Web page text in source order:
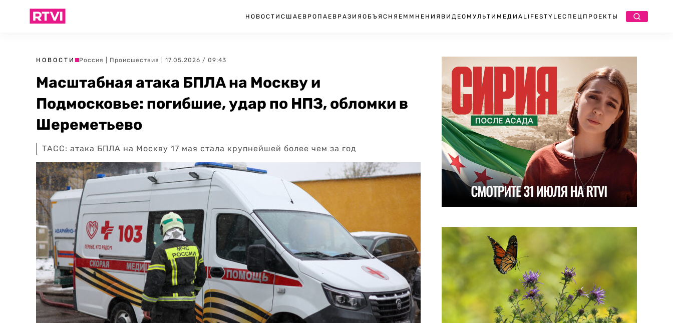
НОВОСТИ США ЕВРОПА ЕВРАЗИЯ ОБЪЯСНЯЕМ МНЕНИЯ ВИДЕО МУЛЬТИМЕДИА LIFESTYLEСПЕЦПРОЕКТЫ
НОВОСТИ Россия Происшествия | 17.05.2026 / 09:43
Масштабная атака БПЛА на Москву и
Подмосковье: погибшие, удар по НПЗ, обломки в
Шереметьево
ТАСС: атака БПЛА на Москву 17 мая стала крупнейшей более чем за год